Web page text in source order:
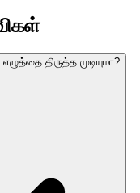
திருத்த முடியுமா?